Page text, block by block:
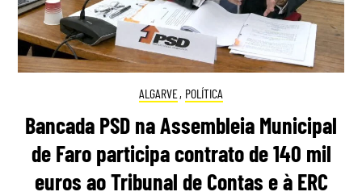
ALGARVE, POLÍTICA
Bancada PSD na Assembleia Municipal
de Faro participa contrato de 140 mil
euros ao Tribunal de Contas e à ERC